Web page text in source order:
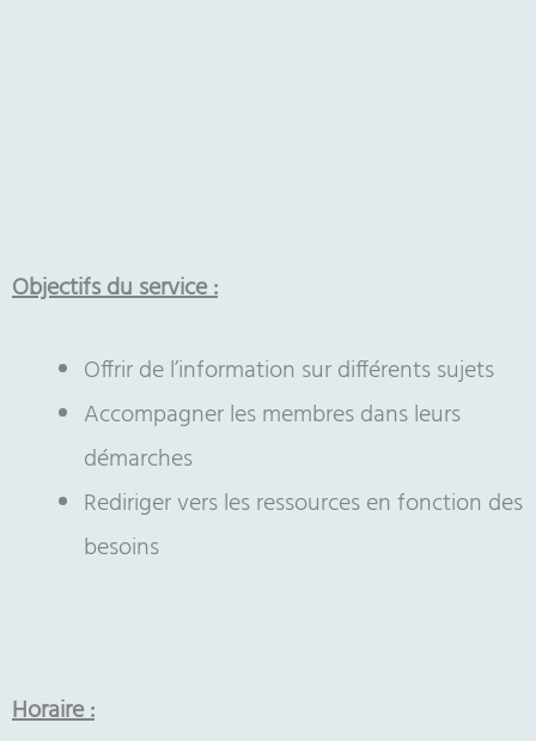
Objectifs du service :
Offrir de l’information sur différents sujets
Accompagner les membres dans leurs
démarches
Rediriger vers les ressources en fonction des
besoins
Horaire :